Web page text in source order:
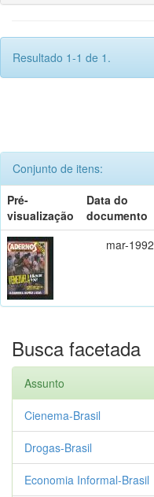
Resultado 1-1 de 1.
Conjunto de itens:
Pré-
visualização
Data do
documento
mar-1992
Busca facetada
Assunto
Cienema-Brasil
Drogas-Brasil
Economia Informal-Brasil